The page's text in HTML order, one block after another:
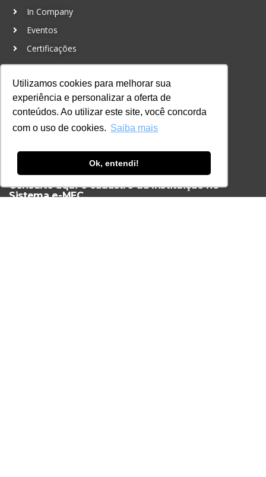
Utilizamos cookies para melhorar sua
experiência e personalizar a oferta de
conteúdos. Ao utilizar este site, você concorda
com o uso de cookies. Saiba mais
Ok, entendi!
In Company
Eventos
Certificações
+55 11 3259-2837
+55 11 98924-8322
contato@lec.com.br
Ferramenta Antifraude
Consulte aqui o cadastro da Instituição no
Sistema e-MEC